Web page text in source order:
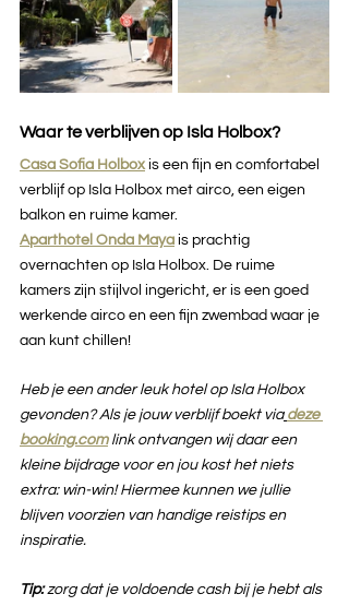
Waar te verblijven op Isla Holbox?
Casa Sofia Holbox is een fijn en comfortabel
verblijf op Isla Holbox met airco, een eigen
balkon en ruime kamer.
Aparthotel Onda Maya is prachtig
overnachten op Isla Holbox. De ruime
kamers zijn stijlvol ingericht, er is een goed
werkende airco en een fijn zwembad waar je
aan kunt chillen!
Heb je een ander leuk hotel op Isla Holbox
gevonden? Als je jouw verblijf boekt via deze
booking.com link ontvangen wij daar een
kleine bijdrage voor en jou kost het niets
extra: win-win! Hiermee kunnen we jullie
blijven voorzien van handige reistips en
inspiratie.
Tip: zorg dat je voldoende cash bij je hebt als